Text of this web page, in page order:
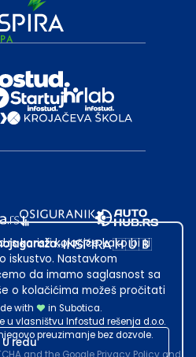
with
in Subotica.
u vlasništvu Infostud rešenja d.o.o.
preuzimanje bez dozvole.
koristi kolačiće kako bi ti
iskustvo. Nastavkom
da imamo saglasnost sa
o kolačićima možeš pročitati
U redu